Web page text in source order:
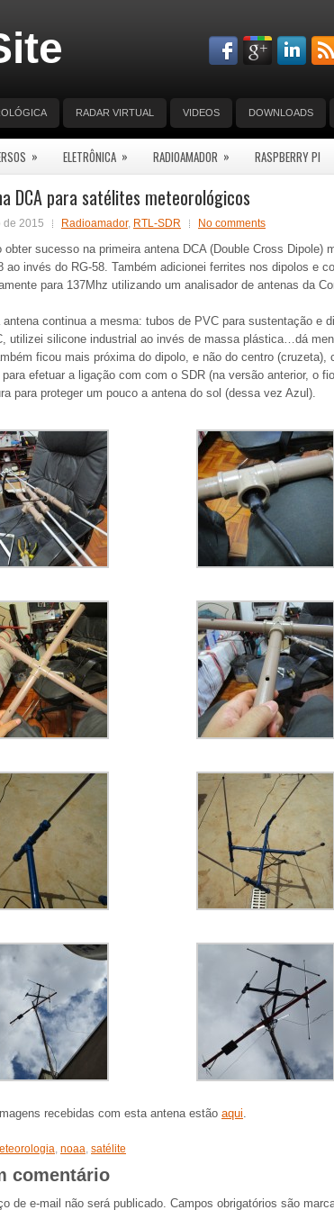
RADAR VIRTUAL VIDEOS DOWNLOADS
» ELETRÔNICA » RADIOAMADOR » RASPBERRY PI
DCA para satélites meteorológicos
de 2015 Radioamador, RTL-SDR No comments
obter sucesso na primeira antena DCA (Double Cross
ao invés do RG-58. Também adicionei ferrites nos dipolos e
para 137Mhz utilizando um analisador de antenas da
antena continua a mesma: tubos de PVC para sustentação e
utilizei silicone industrial ao invés de massa plástica…dá
ficou mais próxima do dipolo, e não do centro (cruzeta),
efetuar a ligação com com o SDR (na versão anterior, o
para proteger um pouco a antena do sol (dessa vez Azul).
recebidas com esta antena estão aqui.
, noaa, satélite
comentário
de e-mail não será publicado. Campos obrigatórios são